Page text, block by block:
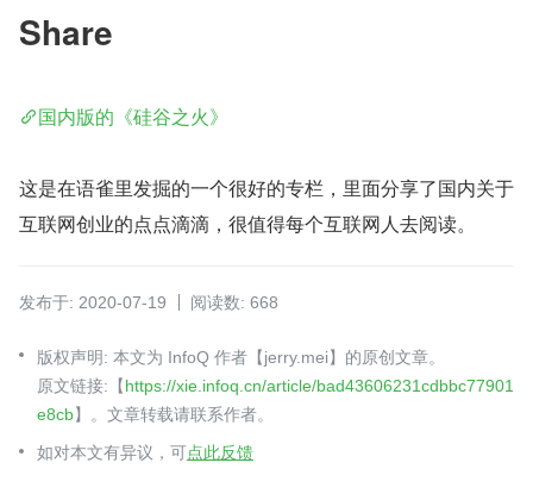
Share
国内版的《硅谷之火》
这是在语雀里发掘的一个很好的专栏，里面分享了国内关于
互联网创业的点点滴滴，很值得每个互联网人去阅读。
发布于: 2020-07-19 阅读数: 668
版权声明: 本文为 InfoQ 作者【jerry.mei】的原创文章。
原文链接:【https://xie.infoq.cn/article/bad43606231cdbbc77901
e8cb】。文章转载请联系作者。
如对本文有异议，可点此反馈